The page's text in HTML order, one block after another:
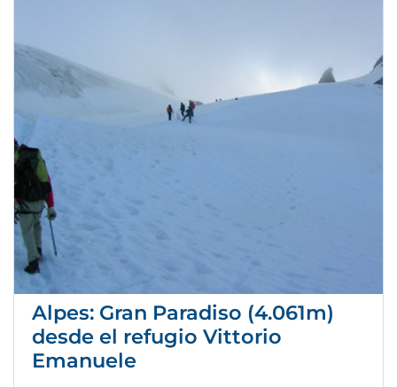
Alpes: Gran Paradiso (4.061m)
desde el refugio Vittorio
Emanuele